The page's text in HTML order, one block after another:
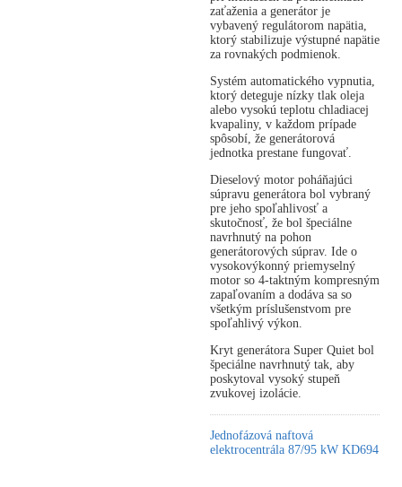
zaťaženia a generátor je
vybavený regulátorom napätia,
ktorý stabilizuje výstupné napätie
za rovnakých podmienok.
Systém automatického vypnutia,
ktorý deteguje nízky tlak oleja
alebo vysokú teplotu chladiacej
kvapaliny, v každom prípade
spôsobí, že generátorová
jednotka prestane fungovať.
Dieselový motor poháňajúci
súpravu generátora bol vybraný
pre jeho spoľahlivosť a
skutočnosť, že bol špeciálne
navrhnutý na pohon
generátorových súprav. Ide o
vysokovýkonný priemyselný
motor so 4-taktným kompresným
zapaľovaním a dodáva sa so
všetkým príslušenstvom pre
spoľahlivý výkon.
Kryt generátora Super Quiet bol
špeciálne navrhnutý tak, aby
poskytoval vysoký stupeň
zvukovej izolácie.
Jednofázová naftová
elektrocentrála 87/95 kW KD694